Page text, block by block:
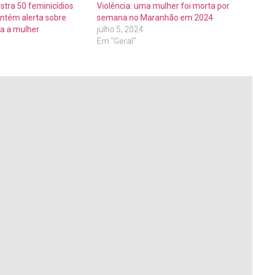
50 feminicídios
alerta sobre
a mulher
Violência: uma mulher foi morta por
semana no Maranhão em 2024
julho 5, 2024
Em "Geral"